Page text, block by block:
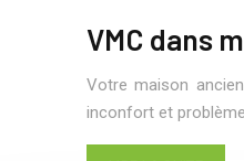
VMC dans
Votre maison
inconfort et